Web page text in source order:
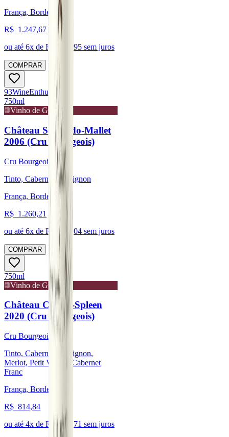
França, Bordeaux
R$ 1.247,67
ou até 6x de R$ 207,95 sem juros
COMPRAR
93WineEnthusiast
750ml
Vinho de Guarda
Château Sociando-Mallet
2006 (Cru Bourgeois)
Cru Bourgeois
Tinto, Cabernet Sauvignon
França, Bordeaux
R$ 1.260,21
ou até 6x de R$ 210,04 sem juros
COMPRAR
750ml
Vinho de Guarda
Château Chasse-Spleen
2020 (Cru Bourgeois)
Cru Bourgeois
Tinto, Cabernet Sauvignon,
Merlot, Petit Verdot, Cabernet
Franc
França, Bordeaux
R$ 814,84
ou até 4x de R$ 203,71 sem juros